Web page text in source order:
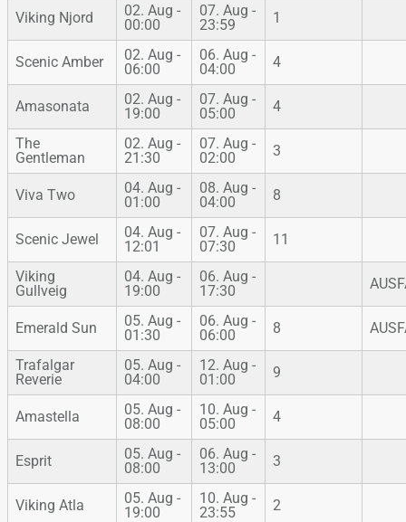
Viking Njord
02. Aug -
00:00
07. Aug -
23:59
1
Scenic Amber
02. Aug -
06:00
06. Aug -
04:00
4
Amasonata
02. Aug -
19:00
07. Aug -
05:00
4
The
Gentleman
02. Aug -
21:30
07. Aug -
02:00
3
Viva Two
04. Aug -
01:00
08. Aug -
04:00
8
Scenic Jewel
04. Aug -
12:01
07. Aug -
07:30
11
Viking
Gullveig
04. Aug -
19:00
06. Aug -
17:30
Emerald Sun
05. Aug -
01:30
06. Aug -
06:00
8
Trafalgar
Reverie
05. Aug -
04:00
12. Aug -
01:00
9
Amastella
05. Aug -
08:00
10. Aug -
05:00
4
Esprit
05. Aug -
08:00
06. Aug -
13:00
3
Viking Atla
05. Aug -
19:00
10. Aug -
23:55
2